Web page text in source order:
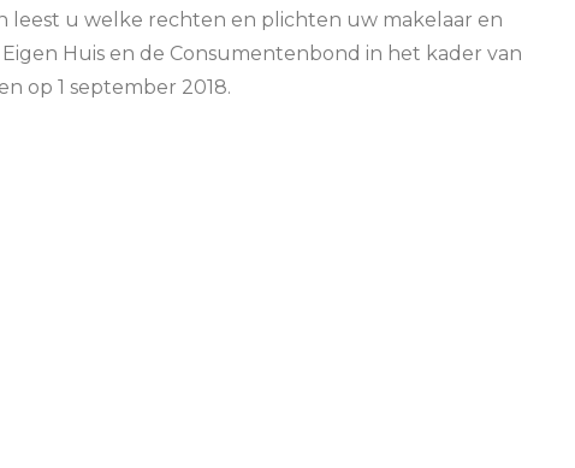
leest u welke rechten en plichten uw makelaar en
Huis en de Consumentenbond in het kader van
op 1 september 2018.